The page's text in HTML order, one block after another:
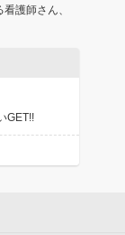
護師さん、
GET!!